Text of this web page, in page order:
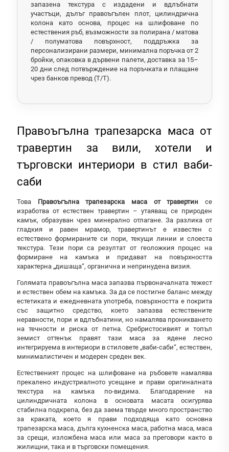
запазена текстура с издадени и вдлъбнати
участъци, дълъг правоъгълен плот, цилиндрична
колона като основа, процес на шлифоване по
естествения ръб, възможности за полирана / матова
/ полуматова повърхност, поддръжка за
персонализирани размери, минимална поръчка от 2
бройки, опаковка в дървени палети, доставка за 15–
20 дни след потвърждение на поръчката и плащане
чрез банков превод (T/T).
Правоъгълна трапезарска маса от
травертин за вили, хотели и
търговски интериори в стил ваби-
саби
Това Правоъгълна трапезарска маса от травертинсе
изработва от естествен травертин – утаяващ се природен
камък, образуван чрез минерално отлагане. За разлика от
гладкия и равен мрамор, травертинът е известен с
естествено формираните си пори, текущи линии и слоеста
текстура. Тези пори са резултат от геоложкия процес на
формиране на камъка и придават на повърхността
характерна „дишаща“, органична и непринудена визия.
Голямата правоъгълна маса запазва първоначалната тежест
и естествен обем на камъка. За да се постигне баланс между
естетиката и ежедневната употреба, повърхността е покрита
със защитно средство, което запазва естествените
неравности, пори и вдлъбнатини, но намалява проникването
на течности и риска от петна. Сребристосивият и топъл
земист оттенък правят тази маса за ядене лесно
интегрируема в интериори в стиловете „ваби-саби“, естествен,
минималистичен и модерен среден век.
Естественият процес на шлифоване на ръбовете намалява
прекалено индустриалното усещане и прави оригиналната
текстура на камъка по-видима. Благодарение на
цилиндричната колона в основата масата осигурява
стабилна подкрепа, без да заема твърде много пространство
за краката, което я прави подходяща като основна
трапезарска маса, дълга кухненска маса, работна маса, маса
за срещи, изложбена маса или маса за преговори както в
жилищни, така и в търговски помещения.